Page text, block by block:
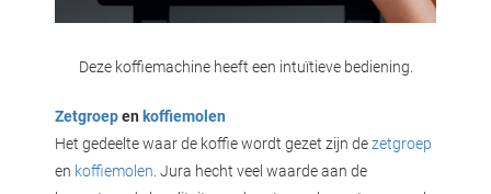
Deze koffiemachine heeft een intuïtieve bediening.
Zetgroepen koffiemolen
Het gedeelte waar de koffie wordt gezet zijn dezetgroep
en koffiemolen. Jura hecht veel waarde aan de